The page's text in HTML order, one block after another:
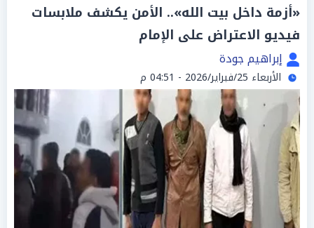
«أزمة داخل بيت الله».. الأمن يكشف ملابسات
فيديو الاعتراض على الإمام
إبراهيم جودة
الأربعاء 25/فبراير/2026 - 04:51 م